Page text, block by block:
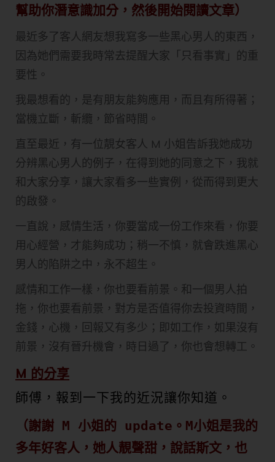
幫助你潛意識加分，然後開始閱讀文章）
最近多了客人網友想我寫多一些黑心男人的東西，
因為她們需要我時常去提醒大家「只看事實」的重
要性。
我最想看的，是有朋友能夠應用，而且有所得著；
當機立斷，斬纜，節省時間。
直至最近，有一位靚女客人 M 小姐告訴我她成功
分辨黑心男人的例子，在得到她的同意之下，我就
和大家分享，讓大家看多一些實例，從而得到更大
的啟發。
一直說，感情生活，你要當成一份工作來看，你要
用心經營，才能夠成功；稍一不慎，就會跌進黑心
男人的陷阱之中，永不超生。
感情和工作一樣，你也要看前景。和一個男人拍
拖，你也要看前景，對方是否值得你去投資時間，
金錢，心機，回報又有多少；即如工作，如果沒有
前景，沒有晉升機會，時日過了，你也會想轉工。
M 的分享
師傅，報到一下我的近況讓你知道。
（謝謝 M 小姐的 update。M小姐是我的
多年好客人，她人靚聲甜，說話斯文，也